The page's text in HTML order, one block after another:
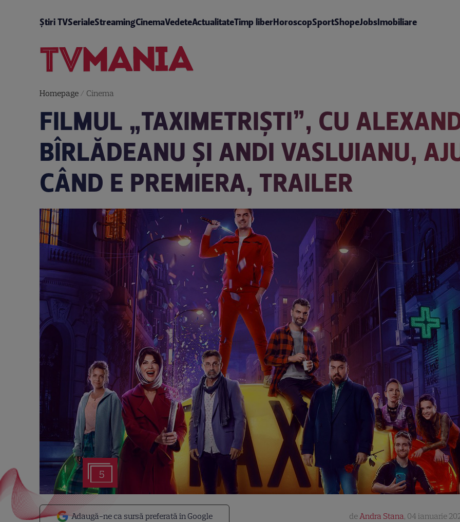
Știri TVSerialeStreamingCinemaVedeteActualitateTimp liberHoroscopSportShopeJobsImobiliare
Homepage/ Cinema
FILMUL „TAXIMETRIȘTI”, CU
BÎRLĂDEANU ȘI ANDI VASLUIANU,
CÂND E PREMIERA, TRAILER
5
Adaugă-ne ca sursă preferată în Google deAndra Stana, 04 ianuarie